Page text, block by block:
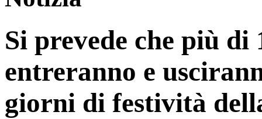
Si prevede che più
entreranno e
giorni di festività